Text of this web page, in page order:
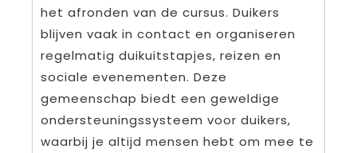
het afronden van de cursus. Duikers
blijven vaak in contact en organiseren
regelmatig duikuitstapjes, reizen en
sociale evenementen. Deze
gemeenschap biedt een geweldige
ondersteuningssysteem voor duikers,
waarbij je altijd mensen hebt om mee te